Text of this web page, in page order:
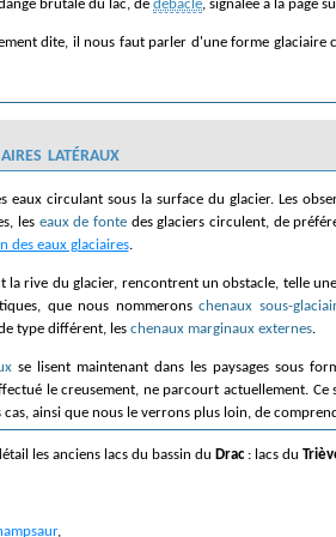
brutale du lac, de débâcle, signalée à la page
dite, il nous faut parler d'une forme glaciaire
latéraux
eaux circulant sous la surface du glacier. Les
les eaux de fonte des glaciers circulent, de
des eaux glaciaires.
la rive du glacier, rencontrent un obstacle, telle
que nous nommerons chenaux sous-
type différent, les chenaux marginaux externes.
se lisent maintenant dans les paysages sous
le creusement, ne parcourt actuellement. Ce
ainsi que nous le verrons plus loin, de
les anciens lacs du bassin du Drac: lacs du
,